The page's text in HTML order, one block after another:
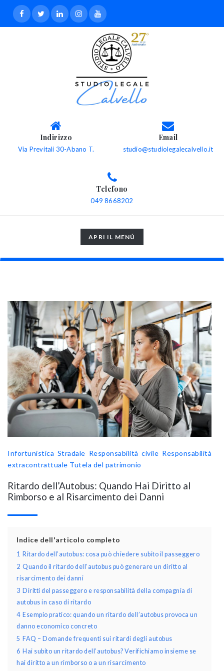
Indirizzo
Via Previtali 30-Abano T.
Email
studio@studiolegalecalvello.it
Telefono
049 8668202
TOGGLE
NAVIGATION
APRI IL MENÚ
Infortunistica Stradale Responsabilità civile Responsabilità
extracontrattuale Tutela del patrimonio
Ritardo dell’Autobus: Quando Hai Diritto al
Rimborso e al Risarcimento dei Danni
Indice dell'articolo completo
1
Ritardo dell’autobus: cosa può chiedere subito il passeggero
2 Quando il ritardo dell’autobus può generare un diritto al
risarcimento dei danni
3 Diritti del passeggero e responsabilità della compagnia di
autobus in caso di ritardo
4 Esempio pratico: quando un ritardo dell’autobus provoca un
danno economico concreto
5 FAQ – Domande frequenti sui ritardi degli autobus
6 Hai subito un ritardo dell’autobus? Verifichiamo insieme se
hai diritto a un rimborso o a un risarcimento